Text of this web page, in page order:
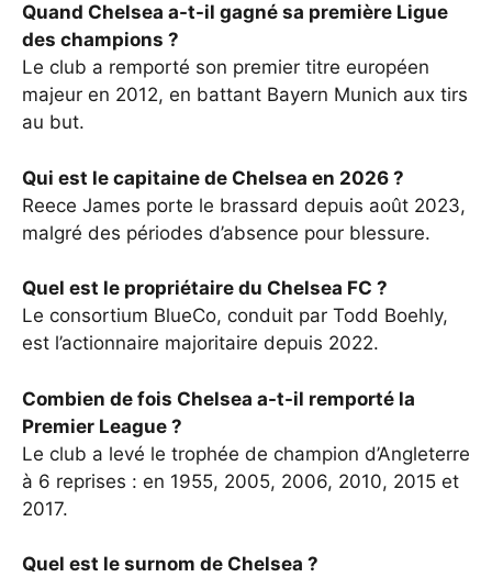
Quand Chelsea a-t-il gagné sa première Ligue
des champions ?
Le club a remporté son premier titre européen
majeur en 2012, en battant Bayern Munich aux tirs
au but.
Qui est le capitaine de Chelsea en 2026 ?
Reece James porte le brassard depuis août 2023,
malgré des périodes d’absence pour blessure.
Quel est le propriétaire du Chelsea FC ?
Le consortium BlueCo, conduit par Todd Boehly,
est l’actionnaire majoritaire depuis 2022.
Combien de fois Chelsea a-t-il remporté la
Premier League ?
Le club a levé le trophée de champion d’Angleterre
à 6 reprises : en 1955, 2005, 2006, 2010, 2015 et
2017.
Quel est le surnom de Chelsea ?